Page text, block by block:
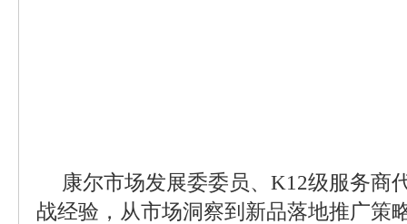
康尔市场发展委委员、K12级服务商
战经验，从市场洞察到新品落地推广策